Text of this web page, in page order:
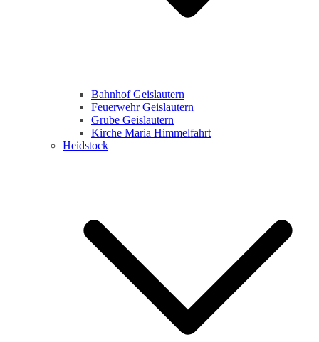
Bahnhof Geislautern
Feuerwehr Geislautern
Grube Geislautern
Kirche Maria Himmelfahrt
Heidstock